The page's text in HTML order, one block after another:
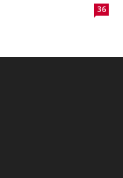
36